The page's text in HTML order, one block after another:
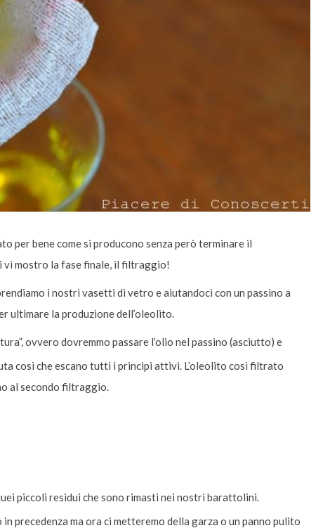
per bene come si producono senza però terminare il
vi mostro la fase finale, il filtraggio!
i nostri vasetti di vetro e aiutandoci con un passino a
ultimare la produzione dell’oleolito.
ovvero dovremmo passare l’olio nel passino (asciutto) e
così che escano tutti i principi attivi. L’oleolito così filtrato
al secondo filtraggio.
piccoli residui che sono rimasti nei nostri barattolini.
precedenza ma ora ci metteremo della garza o un panno pulito